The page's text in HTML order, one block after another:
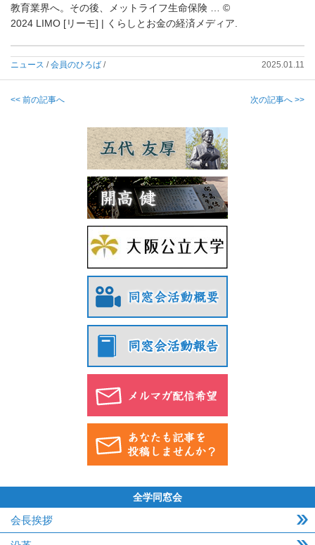
教育業界へ。その後、
メットライフ生命保険 … ©
2024 LIMO [リーモ] | くらしとお金の経済メディア.
ニュース /会員のひろば / 2025.01.11
<< 前の記事へ 次の記事へ >>
全学同窓会
会長挨拶